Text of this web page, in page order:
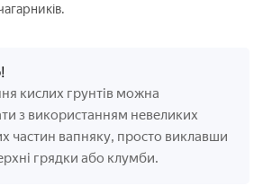
кислих грунтів можна
з використанням невеликих
частин вапняку, просто виклавши
грядки або клумби.